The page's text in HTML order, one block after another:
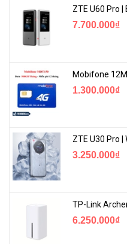
7.700.000₫
1.300.000₫
3.250.000₫
6.250.000₫